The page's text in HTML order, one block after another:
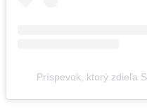
Príspevok, ktorý zdieľa